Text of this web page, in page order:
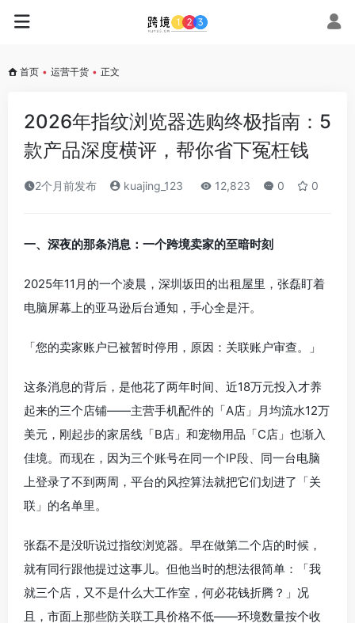
首页 • 运营干货 • 正文
2026年指纹浏览器选购终极指南：5
款产品深度横评，帮你省下冤枉钱
2个月前发布 kuajing_123 12,823 0 0
一、深夜的那条消息：一个跨境卖家的至暗时刻
2025年11月的一个凌晨，深圳坂田的出租屋里，张磊盯着
电脑屏幕上的亚马逊后台通知，手心全是汗。
「您的卖家账户已被暂时停用，原因：关联账户审查。」
这条消息的背后，是他花了两年时间、近18万元投入才养
起来的三个店铺——主营手机配件的「A店」月均流水12万
美元，刚起步的家居线「B店」和宠物用品「C店」也渐入
佳境。而现在，因为三个账号在同一个IP段、同一台电脑
上登录了不到两周，平台的风控算法就把它们划进了「关
联」的名单里。
张磊不是没听说过指纹浏览器。早在做第二个店的时候，
就有同行跟他提过这事儿。但他当时的想法很简单：「我
就三个店，又不是什么大工作室，何必花钱折腾？」况
且，市面上那些防关联工具价格不低——环境数量按个收